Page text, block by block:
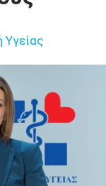
Υγείας